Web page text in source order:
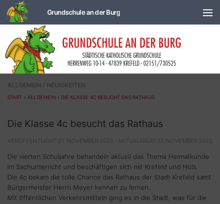
Zum Inhalt springen
ALLGEMEIN / NEUIGKEITEN
START » ALLGEMEIN » DIE KLASSE 4C BESUCHT DAS RATHAUS
Die Klasse 4c besucht das Rathaus
VERÖFFENTLICHT 21. NOVEMBER 2025 · AKTUALISIERT 17. NOVEMBER 2025
Die vierten Schuljahre behandeln aktuell das Thema Heimatkunde
im Sachunterricht und beschäftigen sich mit Krefeld und Hüls.
Die 4c bekam die tolle Chance das Rathaus der Stadt Krefeld samt
Bürgermeister Herrn Meyer kennen zu lernen.
Mit öffentlichen Verkehrsmitteln ging es in die Stadt, was für die